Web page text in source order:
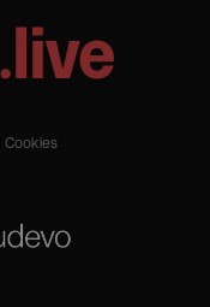
Cookies